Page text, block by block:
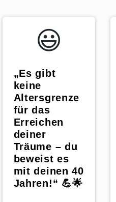
😃️
„Es gibt
keine
Altersgrenze
für das
Erreichen
deiner
Träume – du
beweist es
mit deinen 40
Jahren!“ 💪🌟